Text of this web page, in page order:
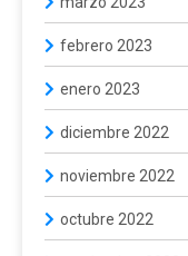
febrero 2023
enero 2023
diciembre 2022
noviembre 2022
octubre 2022